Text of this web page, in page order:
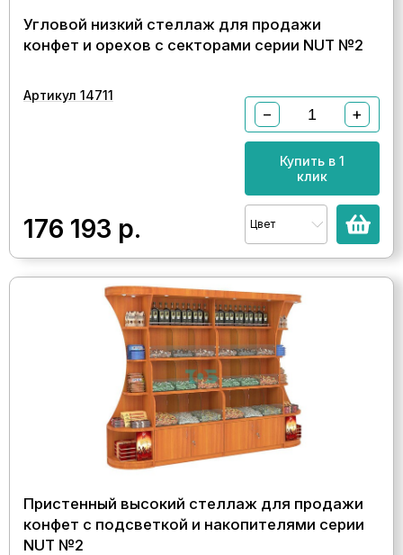
Угловой низкий стеллаж для продажи
конфет и орехов с секторами серии NUT №2
Артикул 14711
176 193 р.
− +
Купить в 1
клик
Цвет
Пристенный высокий стеллаж для продажи
конфет с подсветкой и накопителями серии
NUT №2